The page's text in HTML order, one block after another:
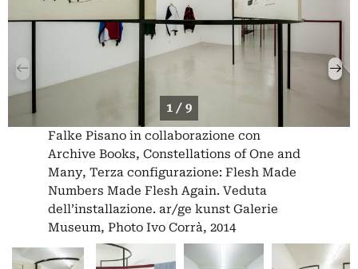
1 / 9
Falke Pisano in collaborazione con
Archive Books, Constellations of One and
Many, Terza configurazione: Flesh Made
Numbers Made Flesh Again. Veduta
dell’installazione. ar/ge kunst Galerie
Museum, Photo Ivo Corrà, 2014